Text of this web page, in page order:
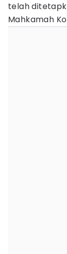
telah
Mahkamah